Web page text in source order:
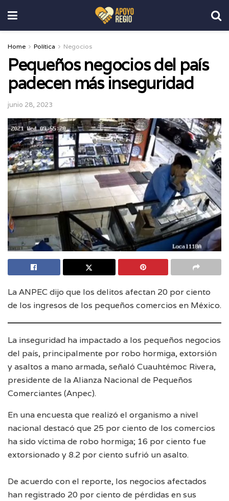
Home Política Negocios
Pequeños negocios del país
padecen más inseguridad
junio 28, 2023
La ANPEC dijo que los delitos afectan 20 por ciento
de los ingresos de los pequeños comercios en México.
La inseguridad ha impactado a los pequeños negocios
del país, principalmente por robo hormiga, extorsión
y asaltos a mano armada, señaló Cuauhtémoc Rivera,
presidente de la Alianza Nacional de Pequeños
Comerciantes (Anpec).
En una encuesta que realizó el organismo a nivel
nacional destacó que 25 por ciento de los comercios
ha sido víctima de robo hormiga; 16 por ciento fue
extorsionado y 8.2 por ciento sufrió un asalto.
De acuerdo con el reporte, los negocios afectados
han registrado 20 por ciento de pérdidas en sus